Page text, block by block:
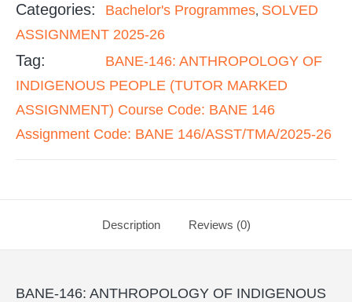
Categories: Bachelor's Programmes, SOLVED
ASSIGNMENT 2025-26
Tag:
BANE-146: ANTHROPOLOGY OF
INDIGENOUS PEOPLE (TUTOR MARKED
ASSIGNMENT) Course Code: BANE 146
Assignment Code: BANE 146/ASST/TMA/2025-26
Description Reviews (0)
BANE-146: ANTHROPOLOGY OF INDIGENOUS